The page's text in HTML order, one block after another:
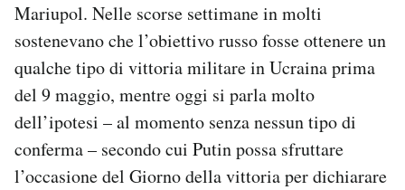
Mariupol. Nelle scorse settimane in molti
sostenevano che l’obiettivo russo fosse ottenere un
qualche tipo di vittoria militare in Ucraina prima
del 9 maggio, mentre oggi si parla molto
dell’ipotesi – al momento senza nessun tipo di
conferma – secondo cui Putin possa sfruttare
l’occasione del Giorno della vittoria per dichiarare